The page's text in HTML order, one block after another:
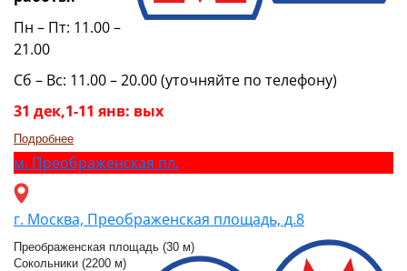
Пн – Пт: 11.00 –
21.00
Сб – Вс: 11.00 – 20.00 (уточняйте по телефону)
31 дек,1-11 янв: вых
Подробнее
м. Преображенская пл.
г. Москва, Преображенская площадь, д.8
Преображенская площадь (30 м)
Сокольники (2200 м)